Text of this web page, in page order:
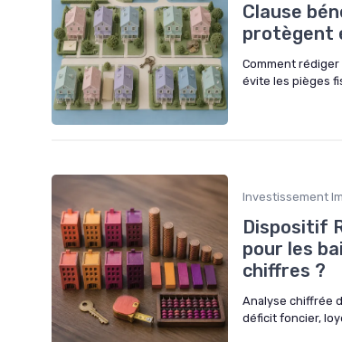
Clause
protègent
Comment
évite les pièges
Investissement
Dispositif
pour les
chiffres ?
Analyse chiffrée
déficit foncier,